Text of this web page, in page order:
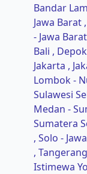
Bandar
Jawa Barat
- Jawa Barat
Bali ,
Jakarta ,
Lombok -
Sulawesi
Medan -
Sumatera
, Solo -
,
Istimewa